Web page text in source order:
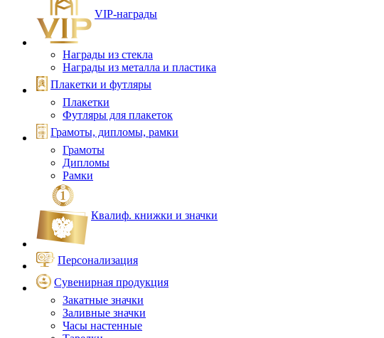
VIP‑награды
Награды из стекла
Награды из металла и пластика
Плакетки и футляры
Плакетки
Футляры для плакеток
Грамоты, дипломы, рамки
Грамоты
Дипломы
Рамки
Квалиф. книжки и значки
Персонализация
Сувенирная продукция
Закатные значки
Заливные значки
Часы настенные